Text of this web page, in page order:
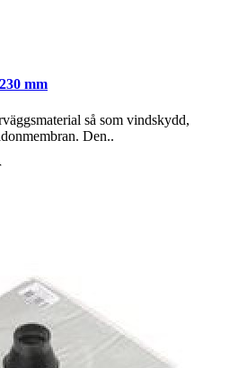
mm
så som vindskydd,
Den..